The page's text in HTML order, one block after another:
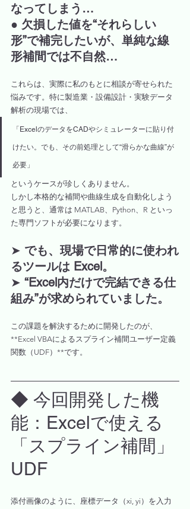
なってしまう…
● 欠損した値を“それらしい
形”で補完したいが、単純な線
形補間では不自然…
これらは、実際に私のもとに相談が寄せられた
悩みです。特に製造業・設備設計・実験データ
解析の現場では、
「ExcelのデータをCADやシミュレーターに貼り付
けたい。でも、その前処理として“滑らかな曲線”が
必要」
というケースが珍しくありません。
しかし本格的な補間や曲線生成を自動化しよう
と思うと、通常は MATLAB、Python、R といっ
た専門ソフトが必要になります。
➤ でも、現場で日常的に使われ
るツールは Excel。
➤ “Excel内だけで完結できる仕
組み”が求められていました。
この課題を解決するために開発したのが、
**Excel VBAによるスプライン補間ユーザー定義
関数（UDF）**です。
◆ 今回開発した機
能：Excelで使える
「スプライン補間」
UDF
添付画像のように、座標データ（xi, yi）を入力